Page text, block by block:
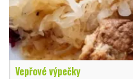
Vepřové výpečky